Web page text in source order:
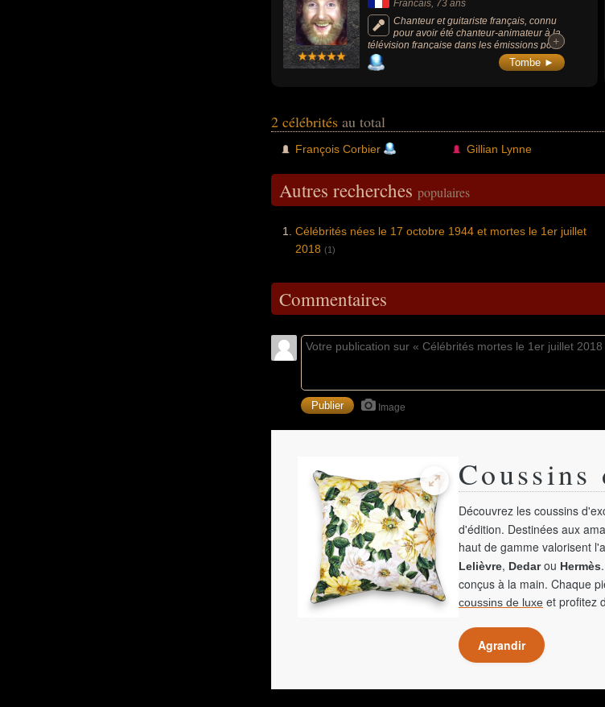
Francais, 73 ans
Chanteur et guitariste français, connu
pour avoir été chanteur-animateur à la
télévision française dans les émissions pour
la jeunesse « Récré A2 » (1978-1988) et «
Club Dorothée » (1987-1997) dans les
+
+
Tombe ►
2 célébrités au total
François Corbier Gillian Lynne
Autres recherches populaires
Célébrités nées le 17 octobre 1944 et mortes le 1er juillet
2018 (1)
Commentaires
Image
Coussins
Découvrez les coussins
d'édition. Destinées aux
haut de gamme valorisent
Lelièvre, Dedarou Hermès
conçus à la main. Chaque
coussins de luxe et profitez
Agrandir